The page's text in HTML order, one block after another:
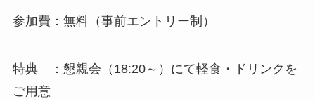
参加費：無料（事前エントリー制）
特典 ：懇親会（18:20～）にて軽食・ドリンクを
ご用意